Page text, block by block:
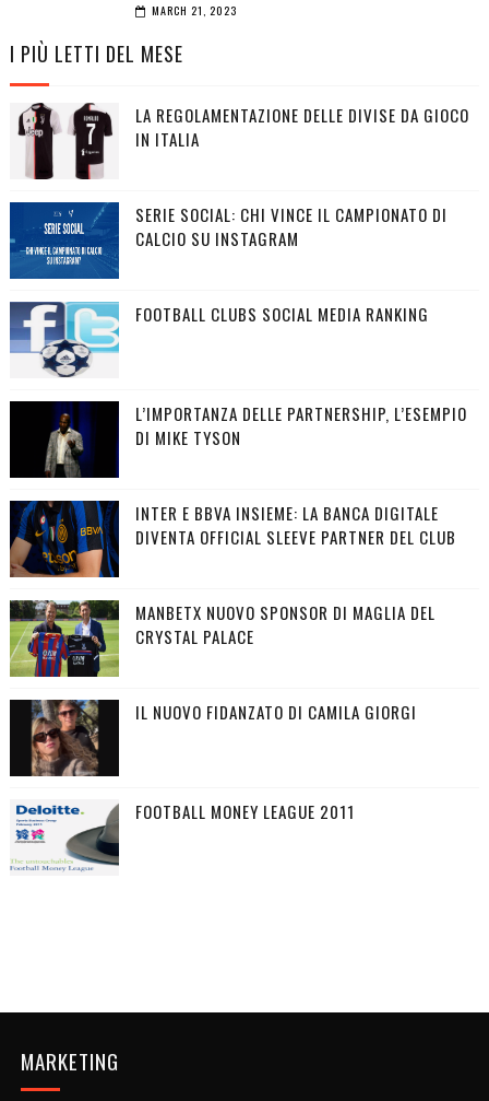
MARCH 21, 2023
I PIÙ LETTI DEL MESE
LA REGOLAMENTAZIONE DELLE DIVISE DA GIOCO
IN ITALIA
SERIE SOCIAL: CHI VINCE IL CAMPIONATO DI
CALCIO SU INSTAGRAM
FOOTBALL CLUBS SOCIAL MEDIA RANKING
L’IMPORTANZA DELLE PARTNERSHIP, L’ESEMPIO
DI MIKE TYSON
INTER E BBVA INSIEME: LA BANCA DIGITALE
DIVENTA OFFICIAL SLEEVE PARTNER DEL CLUB
MANBETX NUOVO SPONSOR DI MAGLIA DEL
CRYSTAL PALACE
IL NUOVO FIDANZATO DI CAMILA GIORGI
FOOTBALL MONEY LEAGUE 2011
MARKETING